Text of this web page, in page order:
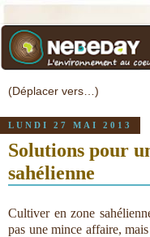
LUNDI 27 MAI 2013
Solutions pour
sahélienne
Cultiver en zone
pas une mince affaire,